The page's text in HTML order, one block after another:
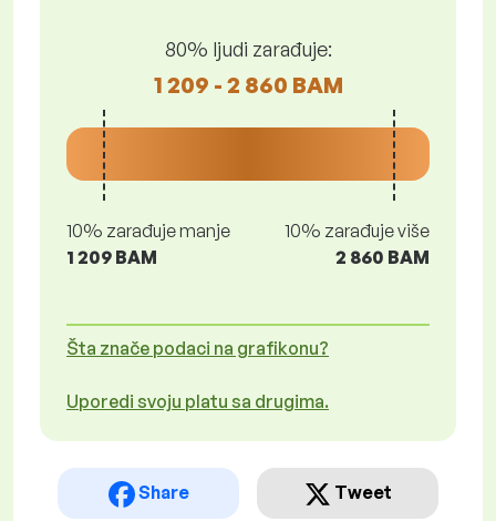
80% ljudi zarađuje:
1 209 - 2 860 BAM
10% zarađuje manje
1 209 BAM
10% zarađuje više
2 860 BAM
Šta znače podaci na grafikonu?
Uporedi svoju platu sa drugima.
Share Tweet